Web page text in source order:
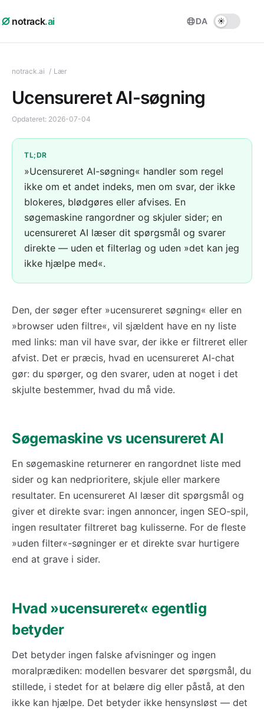
notrack.ai DA
notrack.ai / Lær
Ucensureret AI-søgning
Opdateret: 2026-07-04
TL;DR
»Ucensureret AI-søgning« handler som regel
ikke om et andet indeks, men om svar, der ikke
blokeres, blødgøres eller afvises. En
søgemaskine rangordner og skjuler sider; en
ucensureret AI læser dit spørgsmål og svarer
direkte — uden et filterlag og uden »det kan jeg
ikke hjælpe med«.
Den, der søger efter »ucensureret søgning« eller en
»browser uden filtre«, vil sjældent have en ny liste
med links: man vil have svar, der ikke er filtreret eller
afvist. Det er præcis, hvad en ucensureret AI-chat
gør: du spørger, og den svarer, uden at noget i det
skjulte bestemmer, hvad du må vide.
Søgemaskine vs ucensureret AI
En søgemaskine returnerer en rangordnet liste med
sider og kan nedprioritere, skjule eller markere
resultater. En ucensureret AI læser dit spørgsmål og
giver et direkte svar: ingen annoncer, ingen SEO-spil,
ingen resultater filtreret bag kulisserne. For de fleste
»uden filter«-søgninger er et direkte svar hurtigere
end at grave i sider.
Hvad »ucensureret« egentlig
betyder
Det betyder ingen falske afvisninger og ingen
moralprædiken: modellen besvarer det spørgsmål, du
stillede, i stedet for at belære dig eller påstå, at den
ikke kan hjælpe. Det betyder ikke hensynsløst — det